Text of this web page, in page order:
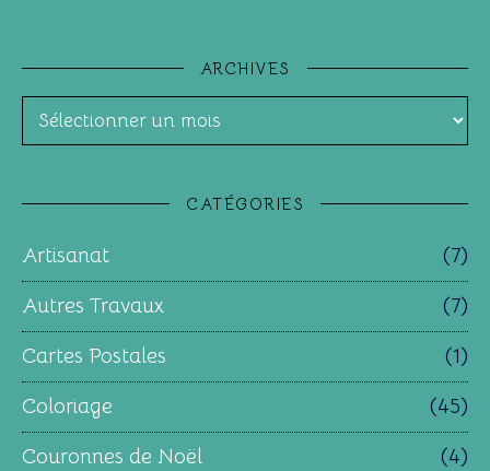
ARCHIVES
Archives
CATÉGORIES
Artisanat
(7)
Autres Travaux
(7)
Cartes Postales
(1)
Coloriage
(45)
Couronnes de Noël
(4)